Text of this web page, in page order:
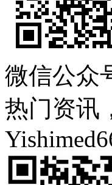
微信公众
热门资讯